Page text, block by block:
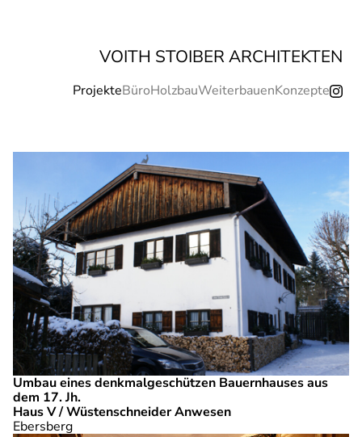
VOITH STOIBER ARCHITEKTEN
ProjekteBüroHolzbauWeiterbauenKonzepte
Umbau eines denkmalgeschützen Bauernhauses aus
dem 17. Jh.
Haus V / Wüstenschneider Anwesen
Ebersberg